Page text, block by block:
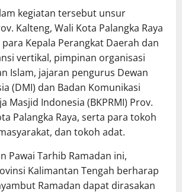
kegiatan tersebut unsur
Kalteng, Wali Kota Palangka Raya
Kepala Perangkat Daerah dan
vertikal, pimpinan organisasi
Islam, jajaran pengurus Dewan
(DMI) dan Badan Komunikasi
Masjid Indonesia (BKPRMI) Prov.
Palangka Raya, serta para tokoh
dan tokoh adat.
Pawai Tarhib Ramadan ini,
Kalimantan Tengah berharap
Ramadan dapat dirasakan